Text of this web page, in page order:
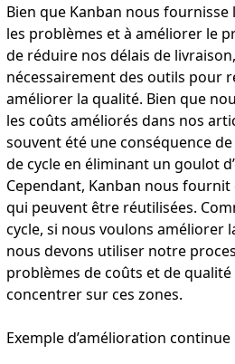
Bien que Kanban nous fournisse
les problèmes et à améliorer le
de réduire nos délais de
nécessairement des outils pour
améliorer la qualité. Bien que
les coûts améliorés dans nos
souvent été une conséquence
de cycle en éliminant un goulot
Cependant, Kanban nous
qui peuvent être réutilisées.
cycle, si nous voulons améliorer
nous devons utiliser notre
problèmes de coûts et de
concentrer sur ces zones.
Exemple d’amélioration continue